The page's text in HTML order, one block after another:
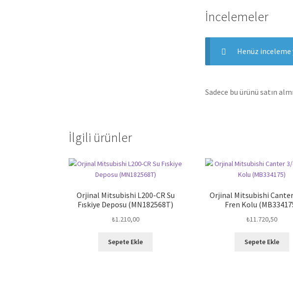
İncelemeler
Henüz inceleme
Sadece bu ürünü satın
İlgili ürünler
Orjinal Mitsubishi L200-CR Su
Fıskiye Deposu (MN182568T)
₺1.210,00
Sepete Ekle
Orjinal Mitsubishi
Fren Kolu
₺11.720,50
Sepete Ekle